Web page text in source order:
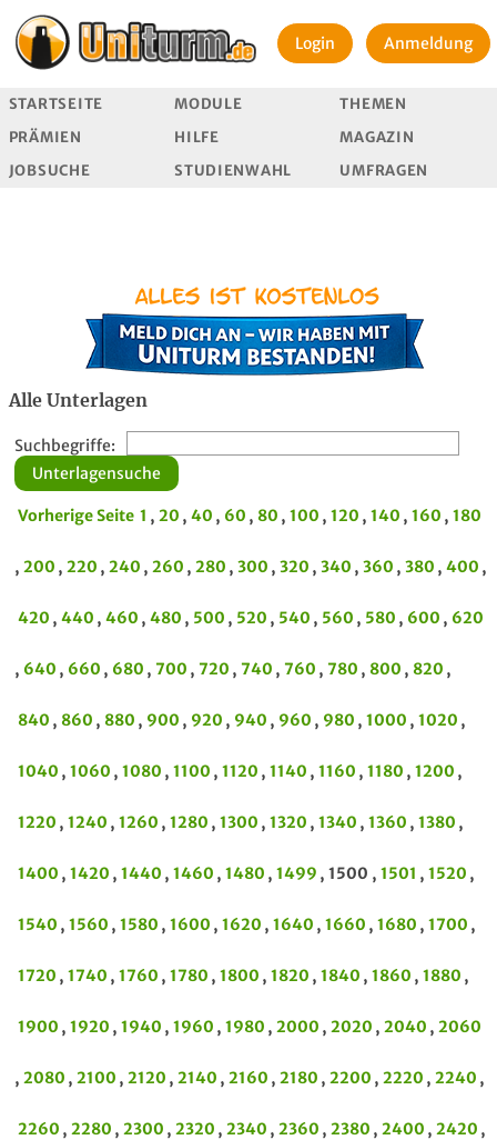
Login Anmeldung
STARTSEITE MODULE
THEMEN
PRÄMIEN
HILFE
MAGAZIN
JOBSUCHE
STUDIENWAHL UMFRAGEN
Alle Unterlagen
Suchbegriffe:
Vorherige Seite 1 , 20 , 40 , 60 , 80 , 100 , 120 , 140 , 160 , 180
, 200 , 220 , 240 , 260 , 280 , 300 , 320 , 340 , 360 , 380 , 400 ,
420 , 440 , 460 , 480 , 500 , 520 , 540 , 560 , 580 , 600 , 620
, 640 , 660 , 680 , 700 , 720 , 740 , 760 , 780 , 800 , 820 ,
840 , 860 , 880 , 900 , 920 , 940 , 960 , 980 , 1000 , 1020 ,
1040 , 1060 , 1080 , 1100 , 1120 , 1140 , 1160 , 1180 , 1200 ,
1220 , 1240 , 1260 , 1280 , 1300 , 1320 , 1340 , 1360 , 1380 ,
1400 , 1420 , 1440 , 1460 , 1480 , 1499 , 1500 , 1501 , 1520 ,
1540 , 1560 , 1580 , 1600 , 1620 , 1640 , 1660 , 1680 , 1700 ,
1720 , 1740 , 1760 , 1780 , 1800 , 1820 , 1840 , 1860 , 1880 ,
1900 , 1920 , 1940 , 1960 , 1980 , 2000 , 2020 , 2040 , 2060
, 2080 , 2100 , 2120 , 2140 , 2160 , 2180 , 2200 , 2220 , 2240 ,
2260 , 2280 , 2300 , 2320 , 2340 , 2360 , 2380 , 2400 , 2420 ,